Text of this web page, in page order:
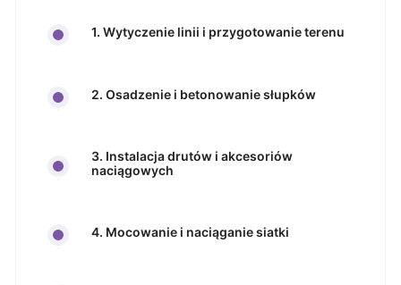
1. Wytyczenie linii i przygotowanie terenu
2. Osadzenie i betonowanie słupków
3. Instalacja drutów i akcesoriów
naciągowych
4. Mocowanie i naciąganie siatki